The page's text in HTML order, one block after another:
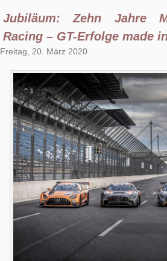
Jubiläum: Zehn Jahre
Racing – GT-Erfolge made
Freitag, 20. März 2020